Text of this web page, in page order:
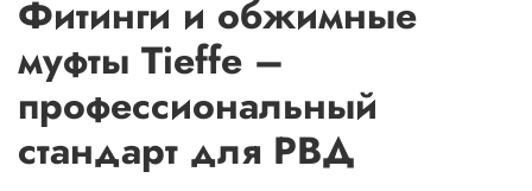
Фитинги и обжимные
муфты Tieffe –
профессиональный
стандарт для РВД